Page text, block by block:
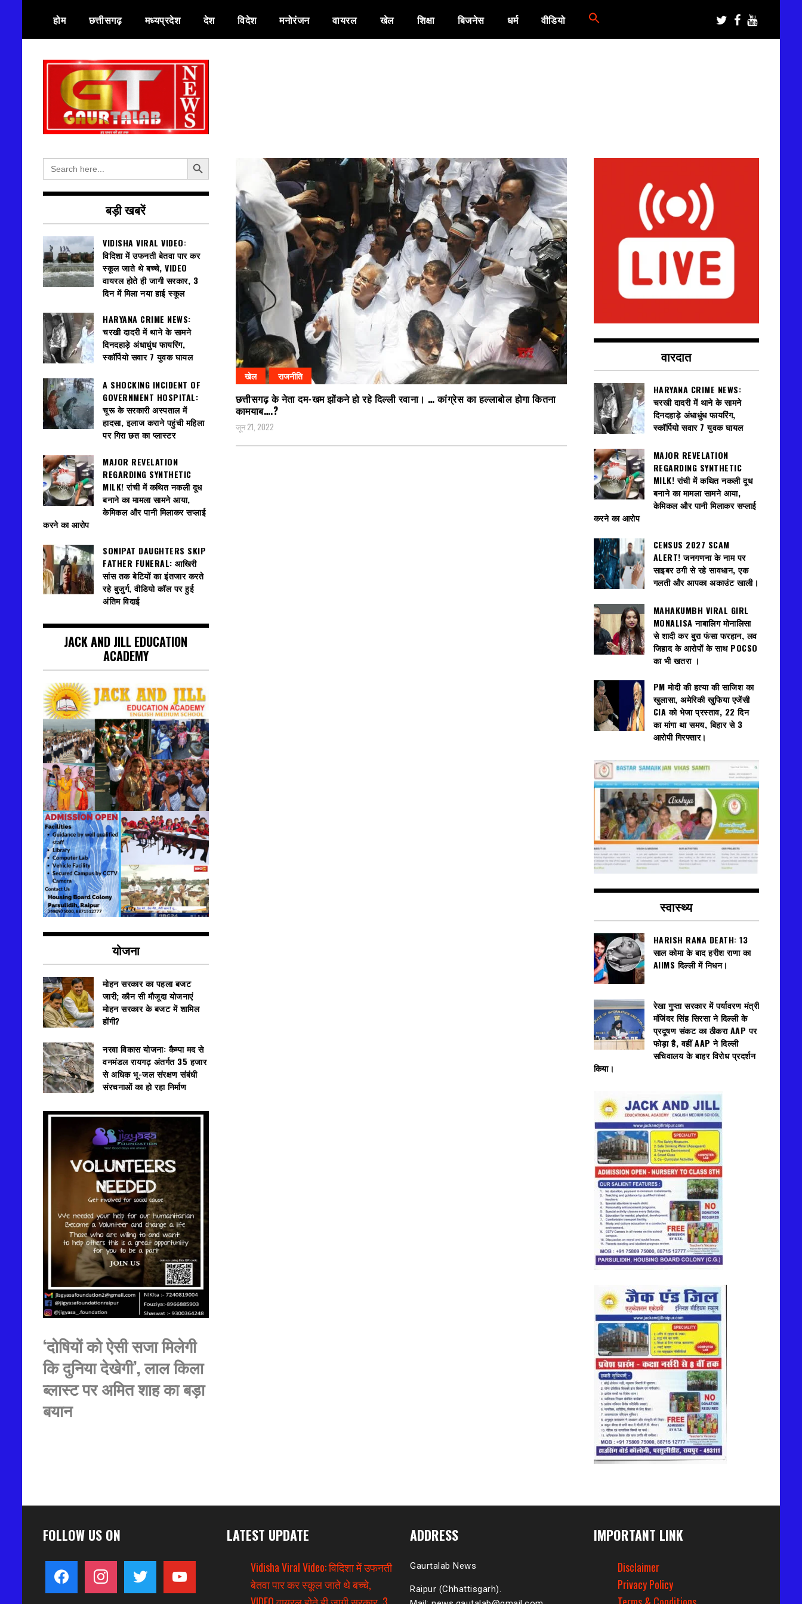
content
होम छत्तीसगढ़ मध्यप्रदेश देश विदेश मनोरंजन वायरल खेल शिक्षा बिजनेस धर्म वीडियो
गौरतलब न्यूज
खेल राजनीति
छत्तीसगढ़ के नेता दम-खम झोंकने हो रहे दिल्ली रवाना। … कांग्रेस का हल्लाबोल होगा कितना
कामयाब….?
जून 21, 2022
Search
for:
Search Button
बड़ी खबरें
VIDISHA VIRAL VIDEO:
विदिशा में उफनती बेतवा पार कर
स्कूल जाते थे बच्चे, VIDEO
वायरल होते ही जागी सरकार, 3
दिन में मिला नया हाई स्कूल
HARYANA CRIME NEWS:
चरखी दादरी में थाने के सामने
दिनदहाड़े अंधाधुंध फायरिंग,
स्कॉर्पियो सवार 7 युवक घायल
A SHOCKING INCIDENT OF
GOVERNMENT HOSPITAL:
चूरू के सरकारी अस्पताल में
हादसा, इलाज कराने पहुंची महिला
पर गिरा छत का प्लास्टर
MAJOR REVELATION
REGARDING SYNTHETIC
MILK! रांची में कथित नकली दूध
बनाने का मामला सामने आया,
केमिकल और पानी मिलाकर सप्लाई
करने का आरोप
SONIPAT DAUGHTERS SKIP
FATHER FUNERAL: आखिरी
सांस तक बेटियों का इंतजार करते
रहे बुजुर्ग, वीडियो कॉल पर हुई
अंतिम विदाई
JACK AND JILL EDUCATION
ACADEMY
योजना
मोहन सरकार का पहला बजट
जारी; कौन सी मौजूदा योजनाएं
मोहन सरकार के बजट में शामिल
होंगी?
नरवा विकास योजना: कैम्पा मद से
वनमंडल रायगढ़ अंतर्गत 35 हजार
से अधिक भू-जल संरक्षण संबंधी
संरचनाओं का हो रहा निर्माण
‘दोषियों को ऐसी सजा मिलेगी
कि दुनिया देखेगी’, लाल किला
ब्लास्ट पर अमित शाह का बड़ा
बयान
वारदात
HARYANA CRIME NEWS:
चरखी दादरी में थाने के सामने
दिनदहाड़े अंधाधुंध फायरिंग,
स्कॉर्पियो सवार 7 युवक घायल
MAJOR REVELATION
REGARDING SYNTHETIC
MILK! रांची में कथित नकली दूध
बनाने का मामला सामने आया,
केमिकल और पानी मिलाकर सप्लाई
करने का आरोप
CENSUS 2027 SCAM
ALERT! जनगणना के नाम पर
साइबर ठगी से रहे सावधान, एक
गलती और आपका अकाउंट खाली।
MAHAKUMBH VIRAL GIRL
MONALISA नाबालिग मोनालिसा
से शादी कर बुरा फंसा फरहान, लव
जिहाद के आरोपों के साथ POCSO
का भी खतरा ।
PM मोदी की हत्या की साजिश का
खुलासा, अमेरिकी खुफिया एजेंसी
CIA को भेजा प्रस्ताव, 22 दिन
का मांगा था समय, बिहार से 3
आरोपी गिरफ्तार।
स्वास्थ्य
HARISH RANA DEATH: 13
साल कोमा के बाद हरीश राणा का
AIIMS दिल्ली में निधन।
रेखा गुप्ता सरकार में पर्यावरण मंत्री
मंजिंदर सिंह सिरसा ने दिल्ली के
प्रदूषण संकट का ठीकरा AAP पर
फोड़ा है, वहीं AAP ने दिल्ली
सचिवालय के बाहर विरोध प्रदर्शन
किया।
FOLLOW US ON
facebook instagram twitter youtube
LATEST UPDATE
Vidisha Viral Video: विदिशा में उफनती
बेतवा पार कर स्कूल जाते थे बच्चे,
ADDRESS
Gaurtalab News
Raipur (Chhattisgarh).
IMPORTANT LINK
Disclaimer
Privacy Policy